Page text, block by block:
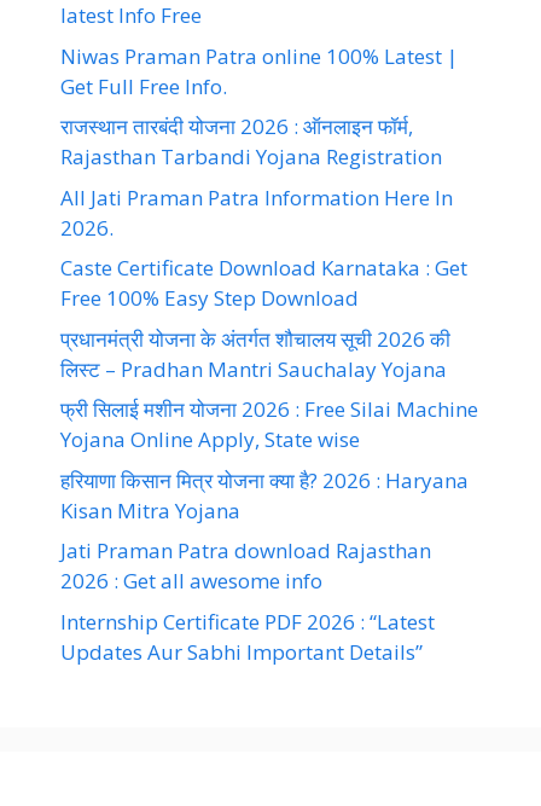
latest Info Free
Niwas Praman Patra online 100% Latest |
Get Full Free Info.
राजस्थान तारबंदी योजना 2026 : ऑनलाइन फॉर्म,
Rajasthan Tarbandi Yojana Registration
All Jati Praman Patra Information Here In
2026.
Caste Certificate Download Karnataka : Get
Free 100% Easy Step Download
प्रधानमंत्री योजना के अंतर्गत शौचालय सूची 2026 की
लिस्ट – Pradhan Mantri Sauchalay Yojana
फ्री सिलाई मशीन योजना 2026 : Free Silai Machine
Yojana Online Apply, State wise
हरियाणा किसान मित्र योजना क्या है? 2026 : Haryana
Kisan Mitra Yojana
Jati Praman Patra download Rajasthan
2026 : Get all awesome info
Internship Certificate PDF 2026 : “Latest
Updates Aur Sabhi Important Details”